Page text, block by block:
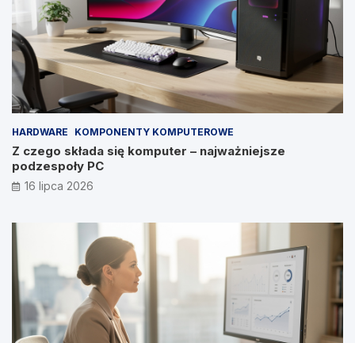
HARDWARE KOMPONENTY KOMPUTEROWE
Z czego składa się komputer – najważniejsze
podzespoły PC
16 lipca 2026